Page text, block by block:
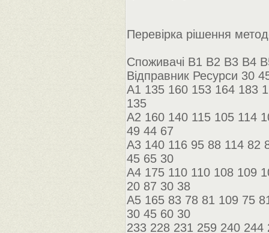
Перевірка рішення
Споживачі B1 B2 B3 B4
Відправник Ресурси 30
A1 135 160 153 164 183
135
A2 160 140 115 105 114
49 44 67
A3 140 116 95 88 114 82
45 65 30
A4 175 110 110 108 109
20 87 30 38
A5 165 83 78 81 109 75
30 45 60 30
233 228 231 259 240 244